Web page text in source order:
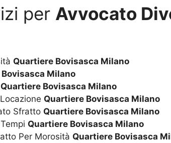
per Avvocato
Quartiere Bovisasca Milano
Milano
Quartiere Bovisasca Milano
Quartiere Bovisasca Milano
Sfratto Quartiere Bovisasca Milano
Quartiere Bovisasca Milano
Per Morosità Quartiere Bovisasca